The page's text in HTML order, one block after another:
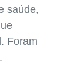
saúde,
Foram